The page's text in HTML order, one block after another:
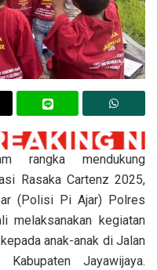
rangka mendukung
Rasaka Cartenz 2025,
(Polisi Pi Ajar) Polres
melaksanakan kegiatan
anak-anak di Jalan
Kabupaten Jayawijaya.